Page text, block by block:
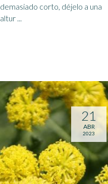
demasiado corto, déjelo a una
altur ...
21
ABR
2023